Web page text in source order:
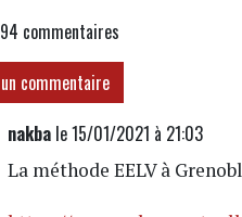
commentaires
commentaire
nakba le 15/01/2021 à 21:03
La méthode EELV à